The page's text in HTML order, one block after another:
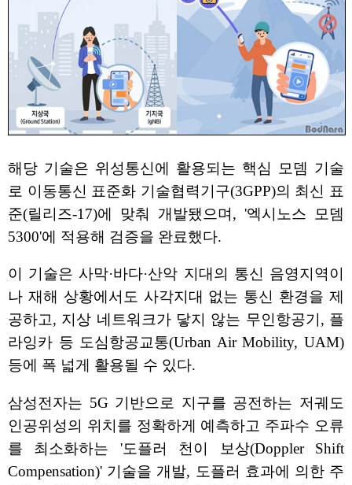
해당 기술은 위성통신에 활용되는 핵심 모뎀 기술
로 이동통신 표준화 기술협력기구(3GPP)의 최신 표
준(릴리즈-17)에 맞춰 개발됐으며, '엑시노스 모뎀
5300'에 적용해 검증을 완료했다.
이 기술은 사막·바다·산악 지대의 통신 음영지역이
나 재해 상황에서도 사각지대 없는 통신 환경을 제
공하고, 지상 네트워크가 닿지 않는 무인항공기, 플
라잉카 등 도심항공교통(Urban Air Mobility, UAM)
등에 폭 넓게 활용될 수 있다.
삼성전자는 5G 기반으로 지구를 공전하는 저궤도
인공위성의 위치를 정확하게 예측하고 주파수 오류
를 최소화하는 '도플러 천이 보상(Doppler Shift
Compensation)' 기술을 개발, 도플러 효과에 의한 주